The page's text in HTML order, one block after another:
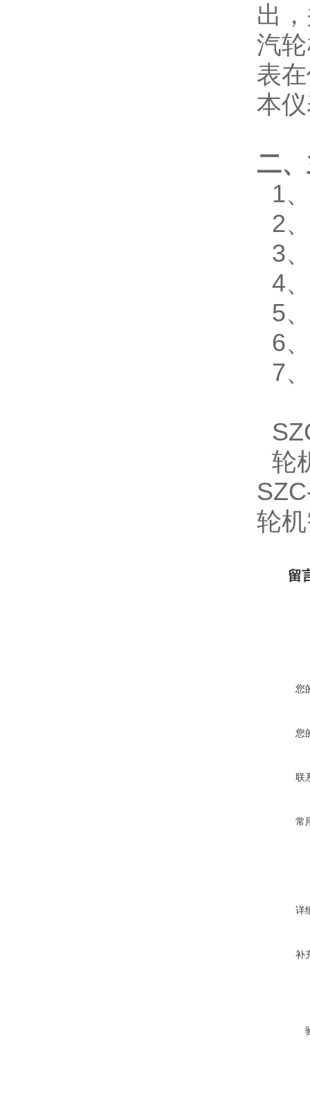
出
汽
表
本
二
1
2
3
4
5
6
7
轮
轮
留
您
您
联
常
详
补